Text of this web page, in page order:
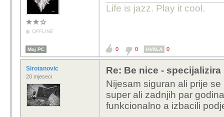
OFFLINE
Life is jazz. Play it cool.
Moj PC 0 0 HVALA 0
Sirotanovic
20 mjeseci
Re: Be nice -
Nijesam siguran ali prije
super ali zadnjih par
funkcionalno a izbacili